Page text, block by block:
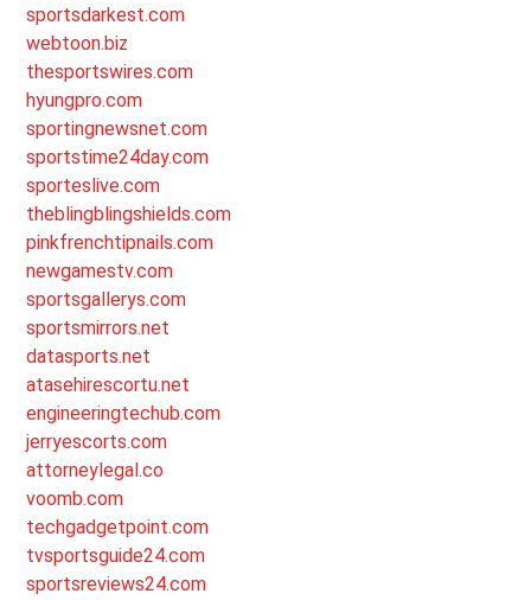
sportsdarkest.com
webtoon.biz
thesportswires.com
hyungpro.com
sportingnewsnet.com
sportstime24day.com
sporteslive.com
theblingblingshields.com
pinkfrenchtipnails.com
newgamestv.com
sportsgallerys.com
sportsmirrors.net
datasports.net
atasehirescortu.net
engineeringtechub.com
jerryescorts.com
attorneylegal.co
voomb.com
techgadgetpoint.com
tvsportsguide24.com
sportsreviews24.com